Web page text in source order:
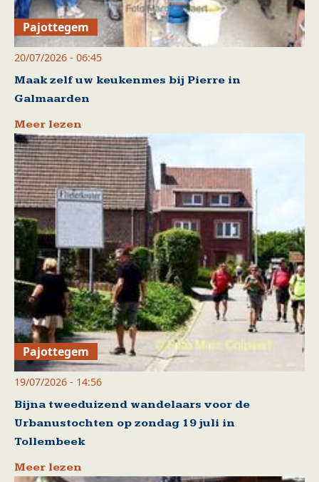
Pajottegem
20/07/2026 - 06:45
Maak zelf uw keukenmes bij Pierre in
Galmaarden
Meer lezen
Pajottegem
19/07/2026 - 14:56
Bijna tweeduizend wandelaars voor de
Urbanustochten op zondag 19 juli in
Tollembeek
Meer lezen